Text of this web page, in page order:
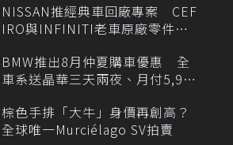
NISSAN推經典車回廠專案 CEF
IRO與INFINITI老車原廠零件最
BMW推出8月仲夏購車優惠 全
車系送晶華三天兩夜、月付5,900
棕色手排「大牛」身價再創高？
全球唯一Murciélago SV拍賣